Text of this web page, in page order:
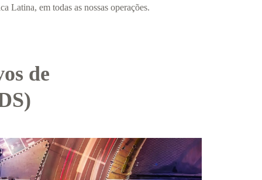
Latina, em todas as nossas operações.
de